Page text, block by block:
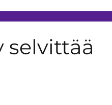
ja ulkoilu
selvittää